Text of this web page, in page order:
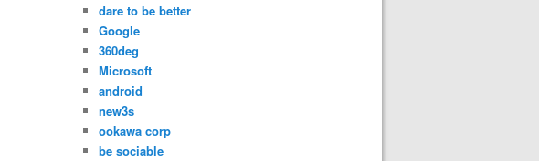
dare to be better
Google
360deg
Microsoft
android
new3s
ookawa corp
be sociable